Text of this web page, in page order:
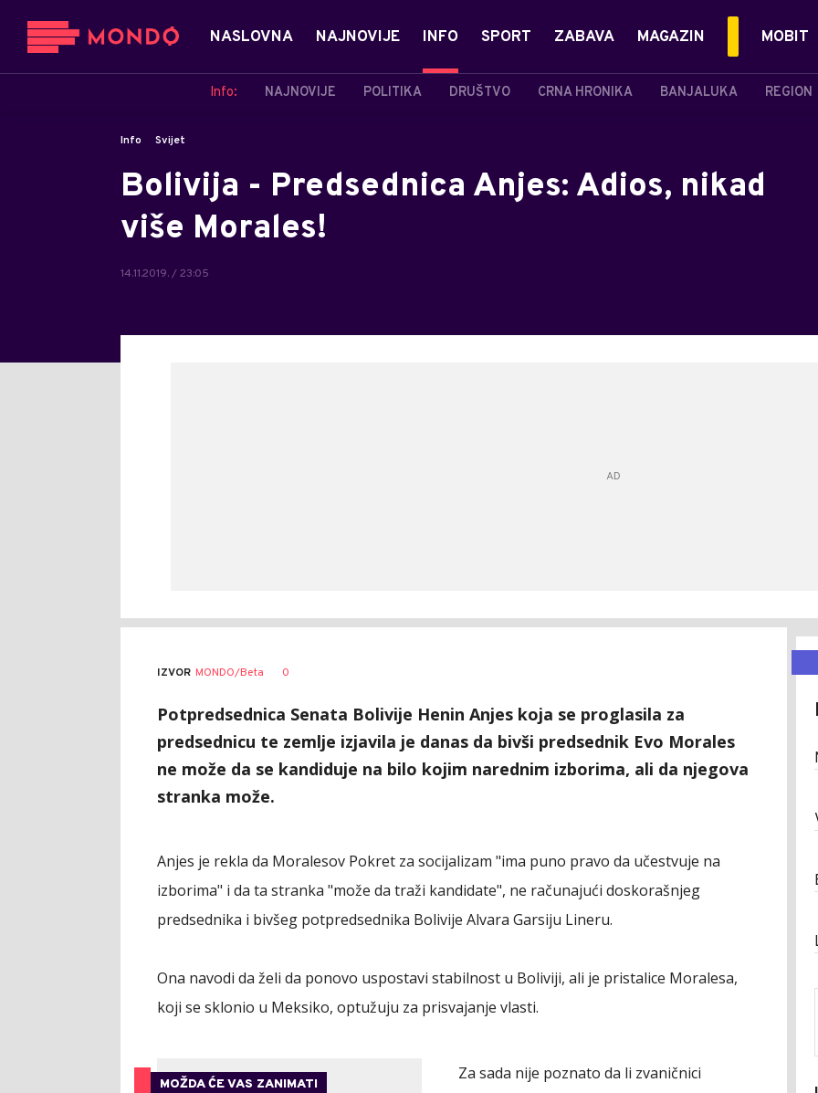
NASLOVNA NAJNOVIJE INFO
Info: NAJNOVIJE POLITIKA DRUŠTVO CRNA HRONIKA BANJALUKA REGION
SPORT ZABAVA MAGAZIN MOBIT
Info Svijet
Bolivija - Predsednica Anjes: Adios, nikad
više Morales!
14.11.2019. / 23:05
IZVOR MONDO/Beta 0
Potpredsednica Senata Bolivije Henin Anjes koja se proglasila za
predsednicu te zemlje izjavila je danas da bivši predsednik Evo Morales
ne može da se kandiduje na bilo kojim narednim izborima, ali da njegova
stranka može.
Anjes je rekla da Moralesov Pokret za socijalizam "ima puno pravo da učestvuje na
izborima" i da ta stranka "može da traži kandidate", ne računajući doskorašnjeg
predsednika i bivšeg potpredsednika Bolivije Alvara Garsiju Lineru.
Ona navodi da želi da ponovo uspostavi stabilnost u Boliviji, ali je pristalice Moralesa,
koji se sklonio u Meksiko, optužuju za prisvajanje vlasti.
MOŽDA ĆE VAS ZANIMATI
Za sada nije poznato da li zvaničnici